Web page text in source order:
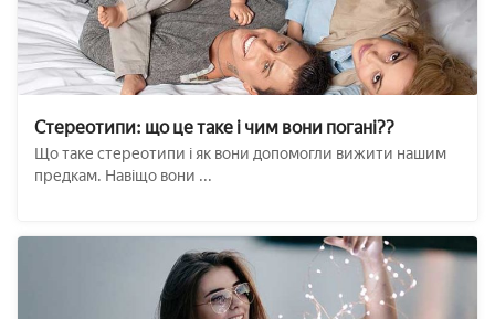
Стереотипи: що це таке і чим вони погані??
Що таке стереотипи і як вони допомогли вижити нашим
предкам. Навіщо вони ...